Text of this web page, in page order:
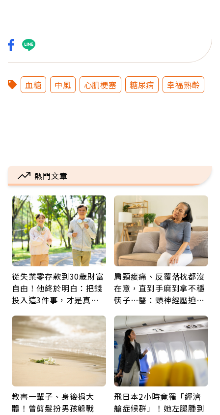
血糖 中風 心肌梗塞 糖尿病 幸福熟齡
熱門文章
從失業零存款到30歲財富
自由！他終於明白：把錢
投入這3件事，才是真正
肩頸痠痛、反覆落枕都沒
在意，直到手麻到拿不穩
筷子…醫：頸神經壓迫上
鍵
教書一輩子、身後捐大
體！曾剪髮扮男孩躲戰
飛日本2小時竟罹「經濟
艙症候群」！她左腿腫到